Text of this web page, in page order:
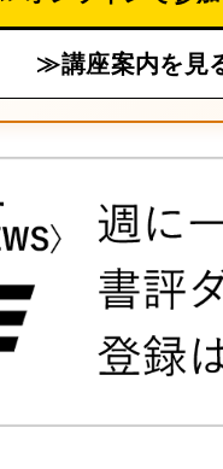
≫講座案内を見